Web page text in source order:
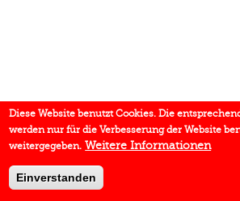
Diese Website benutzt Cookies. Die
werden nur für die Verbesserung der Website
weitergegeben. Weitere Informationen
Einverstanden